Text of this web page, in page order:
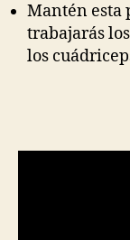
Mantén esta
trabajarás
los